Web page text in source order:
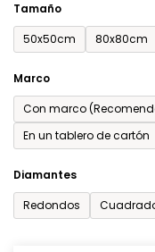
Tamaño
50x50cm
80x80cm
Marco
Con marco
En un tablero de cartón
Diamantes
Redondos